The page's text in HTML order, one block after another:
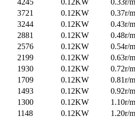
3721 0.12KW
0.37r/
3244 0.12KW
0.43r/
2881 0.12KW
0.48r/
2576 0.12KW
0.54r/
2199 0.12KW
0.63r/
1930 0.12KW
0.72r/
1709 0.12KW
0.81r/
1493 0.12KW
0.92r/
1300 0.12KW
1.10r/
1148 0.12KW 1.20r/